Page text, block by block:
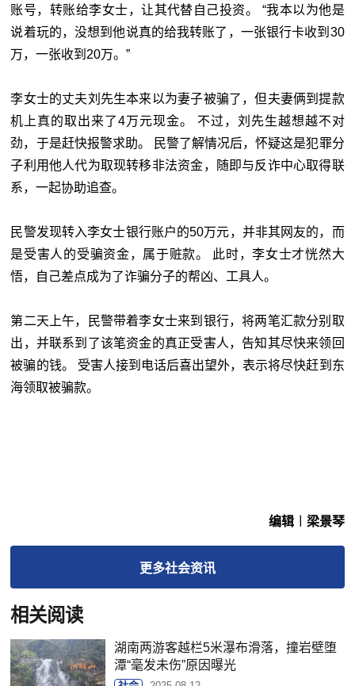
账号，转账给李女士，让其代替自己投资。 “我本以为他是
说着玩的，没想到他说真的给我转账了，一张银行卡收到30
万，一张收到20万。”
李女士的丈夫刘先生本来以为妻子被骗了，但夫妻俩到提款
机上真的取出来了4万元现金。 不过，刘先生越想越不对
劲，于是赶快报警求助。 民警了解情况后，怀疑这是犯罪分
子利用他人代为取现转移非法资金，随即与反诈中心取得联
系，一起协助追查。
民警发现转入李女士银行账户的50万元，并非其网友的，而
是受害人的受骗资金，属于赃款。 此时，李女士才恍然大
悟，自己差点成为了诈骗分子的帮凶、工具人。
第二天上午，民警带着李女士来到银行，将两笔汇款分别取
出，并联系到了该笔资金的真正受害人，告知其尽快来领回
被骗的钱。 受害人接到电话后喜出望外，表示将尽快赶到东
海领取被骗款。
编辑︱梁景琴
更多社会资讯
相关阅读
湖南两游客越栏5米瀑布滑落，撞岩壁堕
潭“毫发未伤”原因曝光